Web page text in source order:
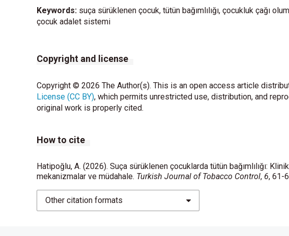
Keywords: suça sürüklenen çocuk, tütün bağımlılığı, çocukluk çağı
çocuk adalet sistemi
Copyright and license
Copyright © 2026 The Author(s). This is an open access article
License (CC BY), which permits unrestricted use, distribution, and
original work is properly cited.
How to cite
Hatipoğlu, A. (2026). Suça sürüklenen çocuklarda tütün bağımlılığı:
mekanizmalar ve müdahale. Turkish Journal of Tobacco Control, 6, 61-
Other citation formats